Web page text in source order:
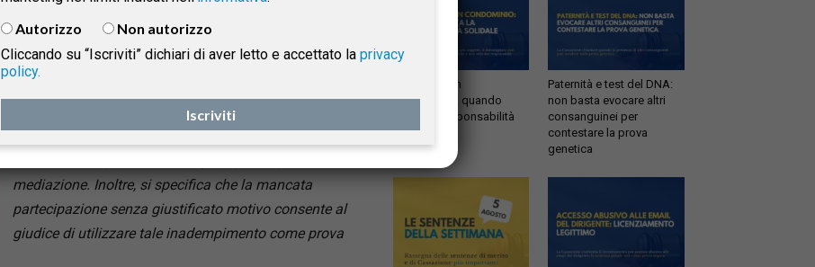
indipendentemente dal fatto che il tentativo sia
obbligatorio per legge, derivante da un accordo
esplicitamente sancito nell’articolo 8, quinto comma,
che prevede che solo un “giustificato motivo” possa
mediazione. Inoltre, si specifica che la mancata
partecipazione senza giustificato motivo consente al
giudice di utilizzare tale inadempimento come prova
Infiltrazioni in
condominio: quando
scatta la responsabilità
solidale
Paternità e test del DNA:
non basta evocare altri
consanguinei per
contestare la prova
genetica
Autorizzo
Non autorizzo
Cliccando su “Iscriviti” dichiari di aver letto e accettato la privacy
policy.
Iscriviti